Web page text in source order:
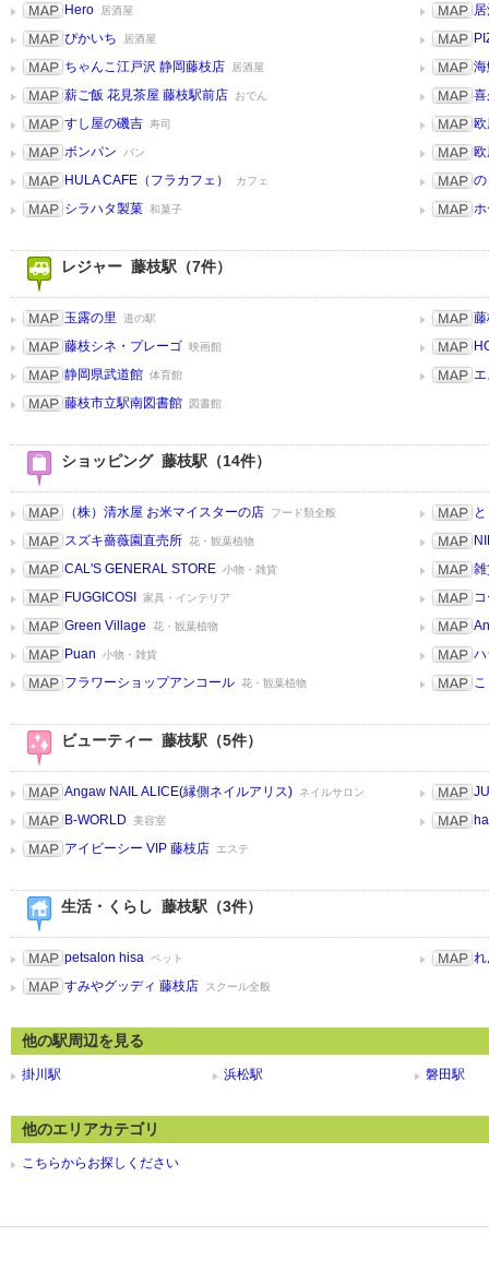
Hero
居酒屋
ぴかいち
居酒屋
ちゃんこ江戸沢 静岡藤枝店
居酒屋
海
薪ご飯 花見茶屋 藤枝駅前店
おでん
すし屋の磯吉 寿司
ボンパン
パン
HULA CAFE（フラカフェ）
カフェ
シラハタ製菓 和菓子
レジャー 藤枝駅（7件）
玉露の里 道の駅
藤枝シネ・プレーゴ 映画館
静岡県武道館 体育館
藤枝市立駅南図書館
図書館
ショッピング 藤枝駅（14件）
（株）清水屋 お米マイスターの店 フード類全般
スズキ薔薇園直売所 花・観葉植物
CAL'S GENERAL STORE 小物・雑貨
FUGGICOSI
家具・インテリア
Green Village
花・観葉植物
Puan
小物・雑貨
フラワーショップアンコール 花・観葉植物
ビューティー 藤枝駅（5件）
Angaw NAIL ALICE(縁側ネイルアリス) ネイルサロン
B-WORLD
美容室
アイビーシー VIP 藤枝店
エステ
生活・くらし 藤枝駅（3件）
petsalon hisa ペット
すみやグッディ 藤枝店
スクール全般
他の駅周辺を見る
掛川駅 浜松駅 磐田駅
他のエリアカテゴリ
こちらからお探しください